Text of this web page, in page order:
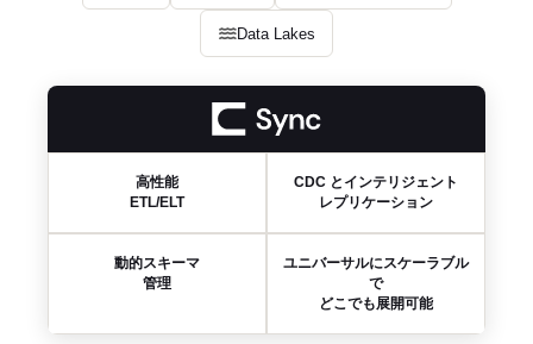
Data Lakes
高性能
ETL/ELT
CDC とインテリジェント
レプリケーション
動的スキーマ
管理
ユニバーサルにスケーラブル
で
どこでも展開可能